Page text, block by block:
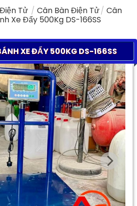
Tử / Cân Bàn Điện Tử/ Cân
Xe Đẩy 500Kg DS-166SS
XE ĐẨY 500KG DS-166SS